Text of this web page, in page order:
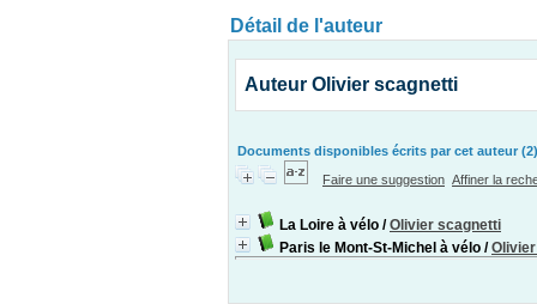
Détail de l'auteur
Auteur Olivier scagnetti
Documents disponibles écrits par cet auteur (2)
Faire une suggestion Affiner la
La Loire à vélo /Olivier scagnetti
Paris le Mont-St-Michel à vélo /